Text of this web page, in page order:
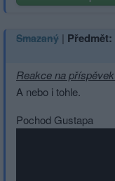
Smazaný | Předmět:
Reakce na příspěvek
A nebo i tohle.
Pochod Gustapa